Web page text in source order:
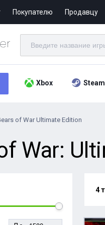
Покупателю Продавцу
Xbox Steam
of War Ultimate Edition
War:
4